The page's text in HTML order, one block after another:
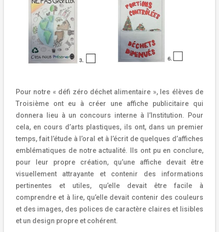
Pour notre « défi zéro déchet alimentaire », les élèves de
Troisième ont eu à créer une affiche publicitaire qui
donnera lieu à un concours interne à l’Institution. Pour
cela, en cours d’arts plastiques, ils ont, dans un premier
temps, fait l’étude à l’oral et à l’écrit de quelques d’affiches
emblématiques de notre actualité. Ils ont pu en conclure,
pour leur propre création, qu’une affiche devait être
visuellement attrayante et contenir des informations
pertinentes et utiles, qu’elle devait être facile à
comprendre et à lire, qu’elle devait contenir des couleurs
et des images, des polices de caractère claires et lisibles
et un design propre et cohérent.